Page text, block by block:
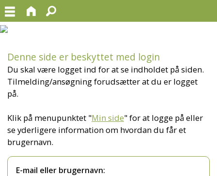
Denne side er beskyttet med login
Du skal være logget ind for at se indholdet på siden.
Tilmelding/ansøgning forudsætter at du er logget
på.
Klik på menupunktet "Min side" for at logge på eller
se yderligere information om hvordan du får et
brugernavn.
E-mail eller brugernavn: